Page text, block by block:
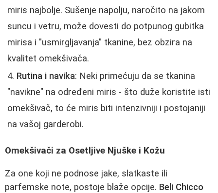
miris najbolje. Sušenje napolju, naročito na jakom
suncu i vetru, može dovesti do potpunog gubitka
mirisa i "usmirgljavanja" tkanine, bez obzira na
kvalitet omekšivača.
Rutina i navika: Neki primećuju da se tkanina
"navikne" na određeni miris - što duže koristite isti
omekšivač, to će miris biti intenzivniji i postojaniji
na vašoj garderobi.
Omekšivači za Osetljive Njuške i Kožu
Za one koji ne podnose jake, slatkaste ili
parfemske note, postoje blaže opcije. Beli Chicco